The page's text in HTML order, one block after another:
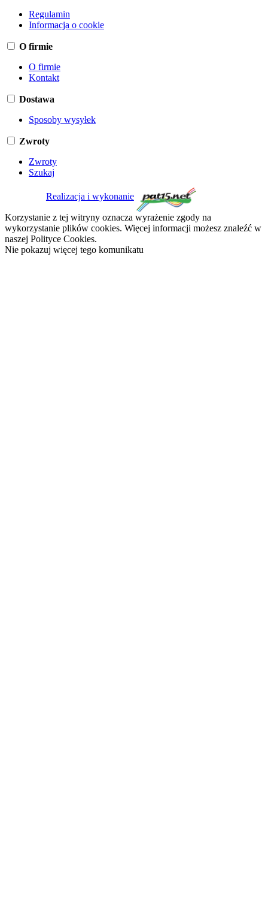
Regulamin
Informacja o cookie
O firmie
O firmie
Kontakt
Dostawa
Sposoby wysyłek
Zwroty
Zwroty
Szukaj
Realizacja i wykonanie
Korzystanie z tej witryny oznacza wyrażenie zgody na
wykorzystanie plików cookies. Więcej informacji możesz znaleźć w
naszej Polityce Cookies.
Nie pokazuj więcej tego komunikatu